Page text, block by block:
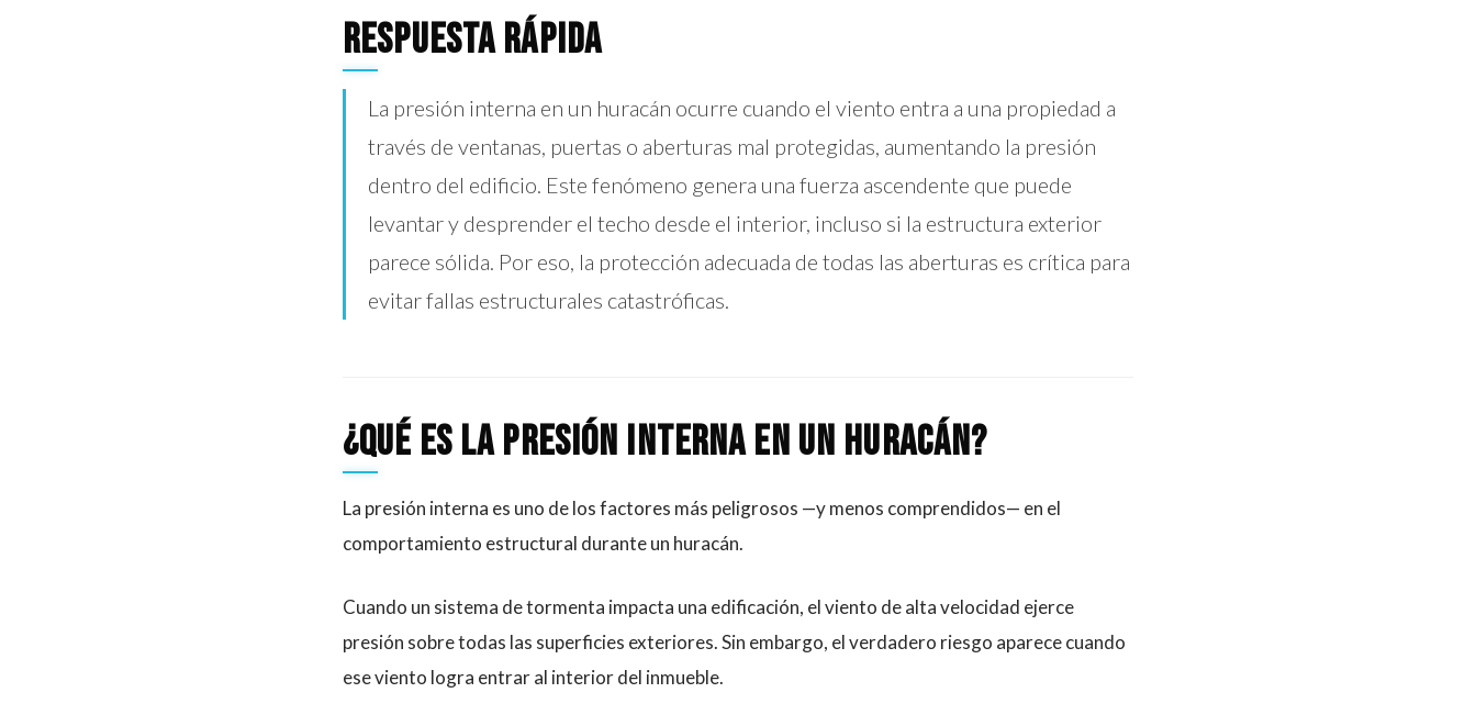
Respuesta rápida
La presión interna en un huracán ocurre cuando el viento entra a una propiedad a
través de ventanas, puertas o aberturas mal protegidas, aumentando la presión
dentro del edificio. Este fenómeno genera una fuerza ascendente que puede
levantar y desprender el techo desde el interior, incluso si la estructura exterior
parece sólida. Por eso, la protección adecuada de todas las aberturas es crítica para
evitar fallas estructurales catastróficas.
¿Qué es la presión interna en un huracán?
La presión interna es uno de los factores más peligrosos —y menos comprendidos— en el
comportamiento estructural durante un huracán.
Cuando un sistema de tormenta impacta una edificación, el viento de alta velocidad ejerce
presión sobre todas las superficies exteriores. Sin embargo, el verdadero riesgo aparece cuando
ese viento logra entrar al interior del inmueble.